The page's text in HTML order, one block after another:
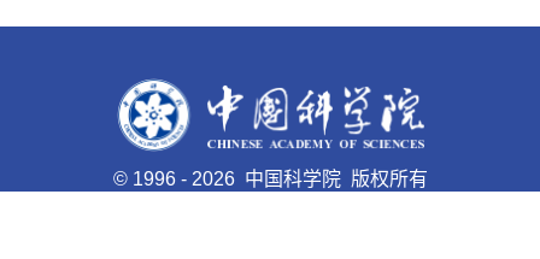
© 1996 - 2026 中国科学院 版权所有